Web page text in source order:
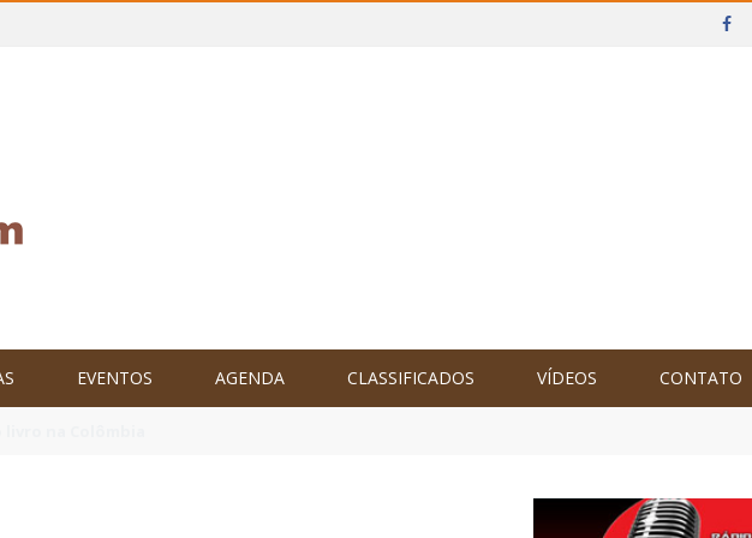
EVENTOS AGENDA CLASSIFICADOS VÍDEOS CONTATO